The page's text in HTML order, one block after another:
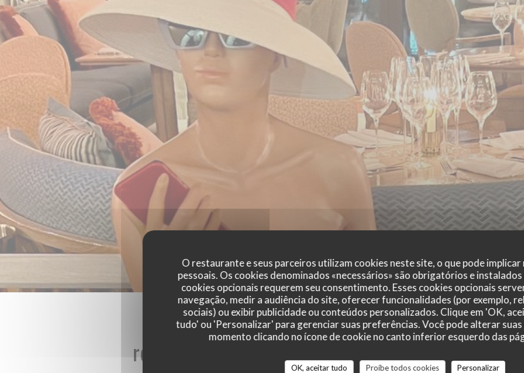
O restaurante e seus parceiros utilizam cookies neste site, o que pode implicar
pessoais. Os cookies denominados «necessários» são obrigatórios e
cookies opcionais requerem seu consentimento. Esses cookies opcionais
navegação, medir a audiência do site, oferecer funcionalidades (por exemplo,
sociais) ou exibir publicidade ou conteúdos personalizados. Clique em 'OK,
tudo' ou 'Personalizar' para gerenciar suas preferências. Você pode alterar
momento clicando no ícone de cookie no canto inferior esquerdo das
OK, aceitar tudo Proíbe todos cookies
Personalizar
reviews_from_our_clients_following_booking